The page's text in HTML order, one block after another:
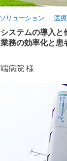
リューション 医
ステムの導入と
務の効率化と患
病院 様